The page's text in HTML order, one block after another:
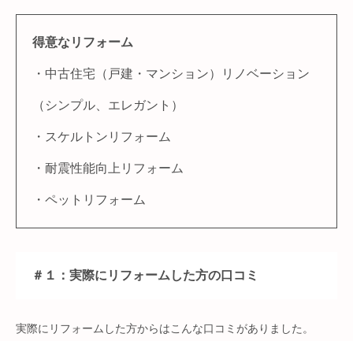
得意なリフォーム
・中古住宅（戸建・マンション）リノベーション
（シンプル、エレガント）
・スケルトンリフォーム
・耐震性能向上リフォーム
・ペットリフォーム
＃１：実際にリフォームした方の口コミ
実際にリフォームした方からはこんな口コミがありました。